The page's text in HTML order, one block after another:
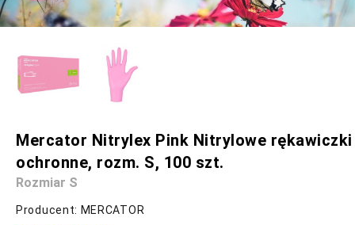
Mercator Nitrylex Pink Nitrylowe rękawiczki
ochronne, rozm. S, 100 szt.
Rozmiar S
Producent: MERCATOR